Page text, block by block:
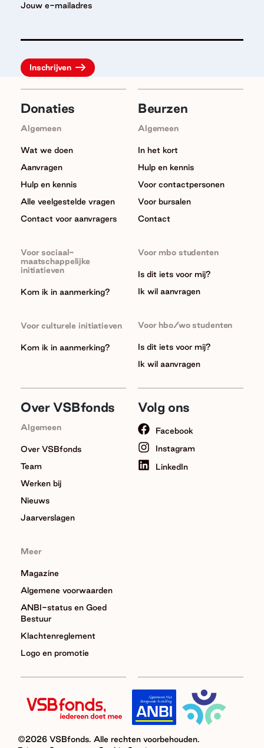
Jouw e-mailadres
Donaties
Algemeen
Wat we doen
Aanvragen
Hulp en kennis
Alle veelgestelde vragen
Contact voor aanvragers
Voor sociaal-
maatschappelijke
initiatieven
Kom ik in aanmerking?
Voor culturele initiatieven
Kom ik in aanmerking?
Beurzen
Algemeen
In het kort
Hulp en kennis
Voor contactpersonen
Voor bursalen
Contact
Voor mbo studenten
Is dit iets voor mij?
Ik wil aanvragen
Voor hbo/wo studenten
Is dit iets voor mij?
Ik wil aanvragen
Over VSBfonds
Algemeen
Over VSBfonds
Team
Werken bij
Nieuws
Jaarverslagen
Meer
Magazine
Algemene voorwaarden
ANBI-status en Goed
Bestuur
Klachtenreglement
Logo en promotie
Volg ons
Facebook
Instagram
LinkedIn
©2026 VSBfonds. Alle rechten voorbehouden.